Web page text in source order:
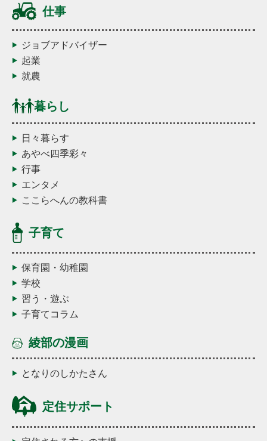
仕事
ジョブアドバイザー
起業
就農
暮らし
日々暮らす
あやべ四季彩々
行事
エンタメ
ここらへんの教科書
子育て
保育園・幼稚園
学校
習う・遊ぶ
子育てコラム
綾部の漫画
となりのしかたさん
定住サポート